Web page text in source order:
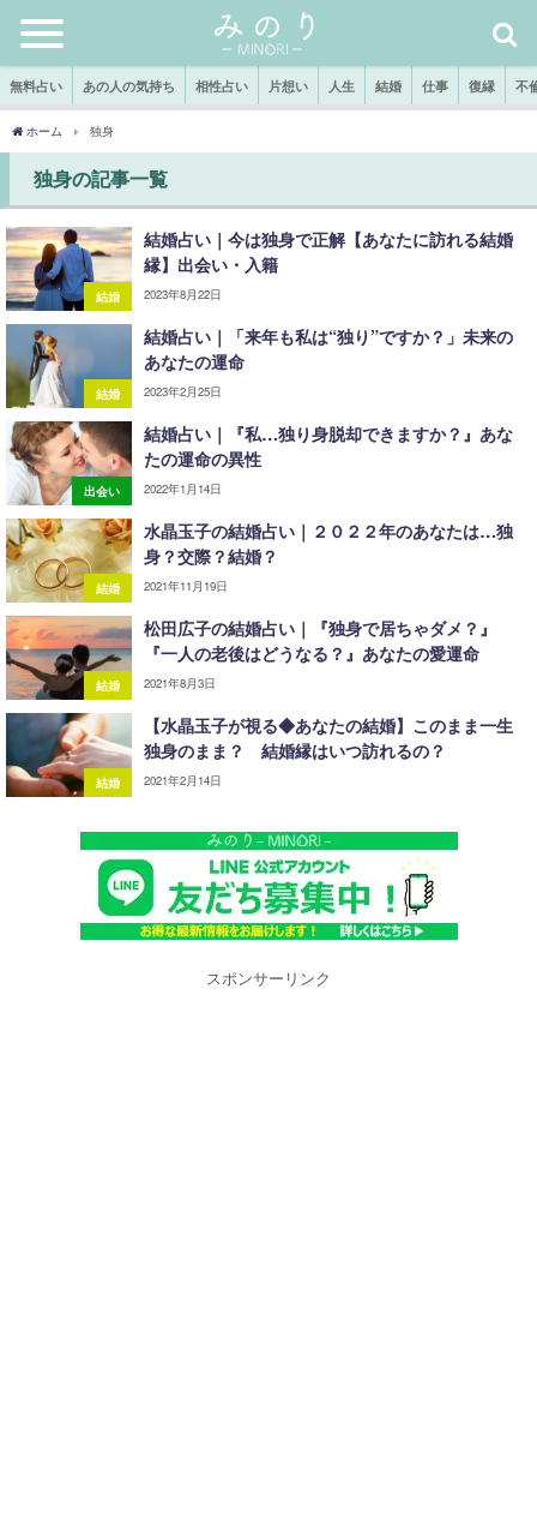
無料占い あの人の気持ち 相性占い 片想い 人生 結婚 仕事 復縁 不
ホーム 独身
独身の記事一覧
結婚
結婚占い｜今は独身で正解【あなたに訪れる結婚
縁】出会い・入籍
2023年8月22日
結婚
結婚占い｜「来年も私は“独り”ですか？」未来の
あなたの運命
2023年2月25日
出会い
結婚占い｜『私…独り身脱却できますか？』あな
たの運命の異性
2022年1月14日
結婚
水晶玉子の結婚占い｜２０２２年のあなたは…独
身？交際？結婚？
2021年11月19日
結婚
松田広子の結婚占い｜『独身で居ちゃダメ？』
『一人の老後はどうなる？』あなたの愛運命
2021年8月3日
結婚
【水晶玉子が視る◆あなたの結婚】このまま一生
独身のまま？ 結婚縁はいつ訪れるの？
2021年2月14日
スポンサーリンク